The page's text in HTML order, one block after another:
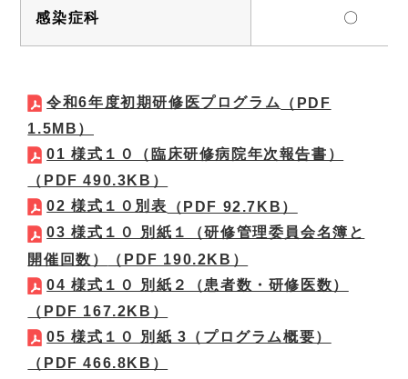
感染症科 〇
令和6年度初期研修医プログラム
（PDF
1.5MB）
01 様式１０（臨床研修病院年次報告書）
（PDF 490.3KB）
02 様式１０別表 （PDF 92.7KB）
03 様式１０ 別紙１（研修管理委員会名簿と
開催回数）
（PDF 190.2KB）
04 様式１０ 別紙２（患者数・研修医数）
（PDF 167.2KB）
05 様式１０ 別紙 3（プログラム概要）
（PDF 466.8KB）